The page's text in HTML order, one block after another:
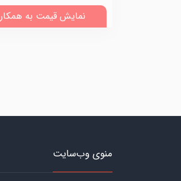
نمایش قیمت به همکار
منوی وب‌سایت